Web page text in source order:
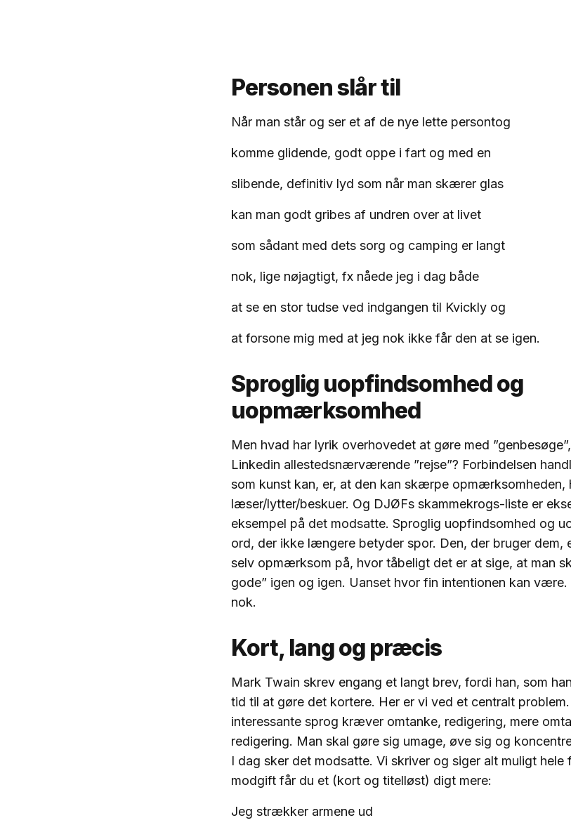
Personen slår til
Når man står og ser et af de nye lette persontog
komme glidende, godt oppe i fart og med en
slibende, definitiv lyd som når man skærer glas
kan man godt gribes af undren over at livet
som sådant med dets sorg og camping er langt
nok, lige nøjagtigt, fx nåede jeg i dag både
at se en stor tudse ved indgangen til Kvickly og
at forsone mig med at jeg nok ikke får den at se igen.
Sproglig uopfindsomhed og
uopmærksomhed
Men hvad har lyrik overhovedet at gøre med
Linkedin allestedsnærværende ”rejse”? Forbindelsen
som kunst kan, er, at den kan skærpe opmærksomheden,
læser/lytter/beskuer. Og DJØFs skammekrogs-liste er
eksempel på det modsatte. Sproglig uopfindsomhed og
ord, der ikke længere betyder spor. Den, der bruger dem,
selv opmærksom på, hvor tåbeligt det er at sige, at man
gode” igen og igen. Uanset hvor fin intentionen kan være.
nok.
Kort, lang og præcis
Mark Twain skrev engang et langt brev, fordi han, som
tid til at gøre det kortere. Her er vi ved et centralt
interessante sprog kræver omtanke, redigering, mere
redigering. Man skal gøre sig umage, øve sig og
I dag sker det modsatte. Vi skriver og siger alt muligt hele
modgift får du et (kort og titelløst) digt mere:
Jeg strækker armene ud